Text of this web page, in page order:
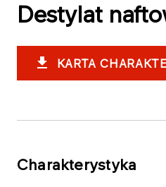
Destylat
KARTA
Charakterystyka